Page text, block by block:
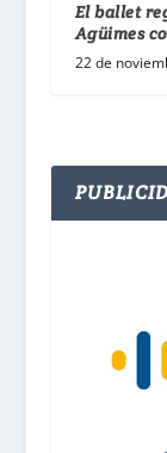
El ballet
Agüimes
22 de